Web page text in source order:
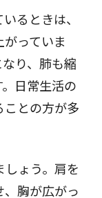
るときは、
っていま
り、肺も縮
日常生活の
との方が多
ょう。肩を
胸が広がっ